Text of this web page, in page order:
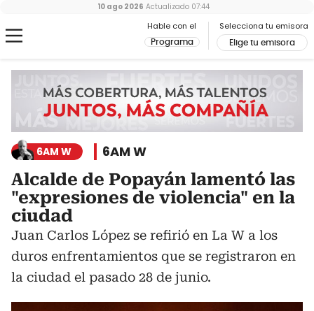
Hable con el
Programa
Selecciona tu emisora
Elige tu emisora
10 ago 2026 Actualizado 07:44
6AM W 6AM W
Alcalde de Popayán lamentó las
"expresiones de violencia" en la
ciudad
Juan Carlos López se refirió en La W a los
duros enfrentamientos que se registraron en
la ciudad el pasado 28 de junio.